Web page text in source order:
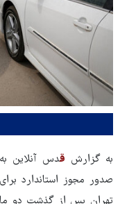
به گزارش قدس آنلاین
صدور مجوز استاندارد